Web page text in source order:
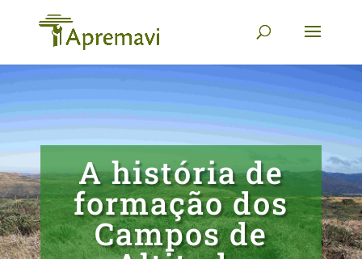
A história de
formação dos
Campos de